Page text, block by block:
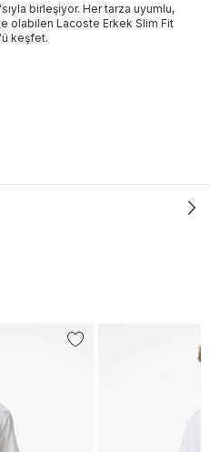
birleşiyor. Her tarza uyumlu,
olabilen Lacoste Erkek Slim Fit
keşfet.